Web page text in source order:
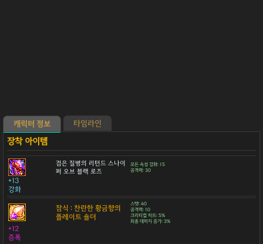
캐릭터 정보 타임라인
검은 질병의 리턴드 스나이
퍼 오브 블랙 로즈
모든 속성 강화: 15
공격력: 30
+13
강화
잠식 : 찬란한 황금향의
플레이트 숄더
스탯: 40
공격력: 10
크리티컬 히트: 5%
최종 데미지 증가: 3%
+12
증폭